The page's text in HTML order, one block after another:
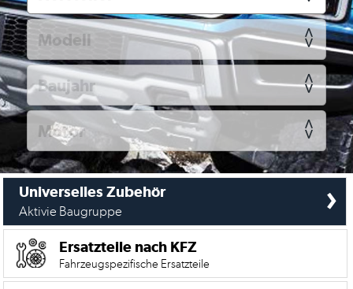
Universelles Zubehör
Aktivie Baugruppe ›
Ersatzteile nach KFZ
Fahrzeugspezifische Ersatzteile